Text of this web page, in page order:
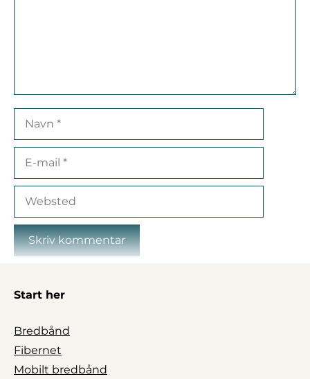
Navn
mail
Websted
Start her
Bredbånd
Fibernet
Mobilt bredbånd